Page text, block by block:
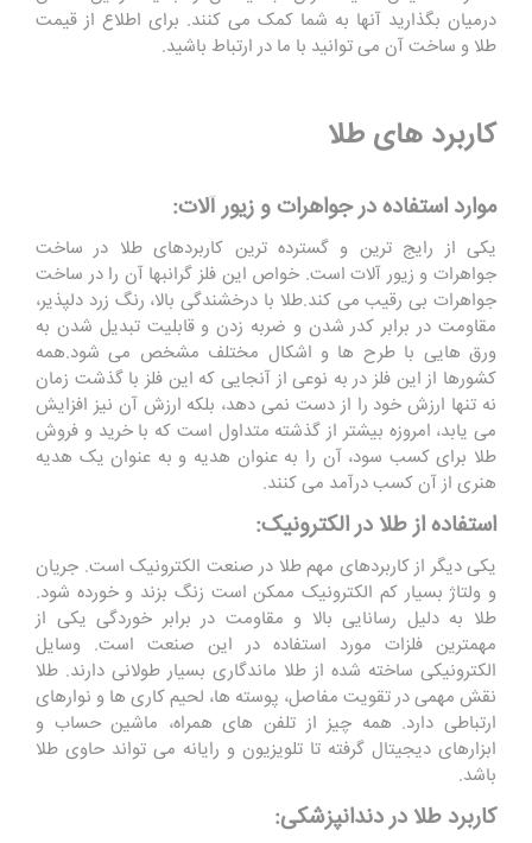
درمیان بگذارید آنها به شما کمک می کنند. برای اطلاع از قیمت
طلا و ساخت آن می توانید با ما در ارتباط باشید.
کاربرد های طلا
موارد استفاده در جواهرات و زیور آلات:
یکی از رایج ترین و گسترده ترین کاربردهای طلا در ساخت
جواهرات و زیور آلات است. خواص این فلز گرانبها آن را در ساخت
جواهرات بی رقیب می کند.طلا با درخشندگی بالا، رنگ زرد دلپذیر،
مقاومت در برابر کدر شدن و ضربه زدن و قابلیت تبدیل شدن به
ورق هایی با طرح ها و اشکال مختلف مشخص می شود.همه
کشورها از این فلز در به نوعی از آنجایی که این فلز با گذشت زمان
نه تنها ارزش خود را از دست نمی دهد، بلکه ارزش آن نیز افزایش
می یابد، امروزه بیشتر از گذشته متداول است که با خرید و فروش
طلا برای کسب سود، آن را به عنوان هدیه و به عنوان یک هدیه
هنری از آن کسب درآمد می کنند.
استفاده از طلا در الکترونیک:
یکی دیگر از کاربردهای مهم طلا در صنعت الکترونیک است. جریان
و ولتاژ بسیار کم الکترونیک ممکن است زنگ بزند و خورده شود.
طلا به دلیل رسانایی بالا و مقاومت در برابر خوردگی یکی از
مهمترین فلزات مورد استفاده در این صنعت است. وسایل
الکترونیکی ساخته شده از طلا ماندگاری بسیار طولانی دارند. طلا
نقش مهمی در تقویت مفاصل، پوسته ها، لحیم کاری ها و نوارهای
ارتباطی دارد. همه چیز از تلفن های همراه، ماشین حساب و
ابزارهای دیجیتال گرفته تا تلویزیون و رایانه می تواند حاوی طلا
باشد.
کاربرد طلا در دندانپزشکی: